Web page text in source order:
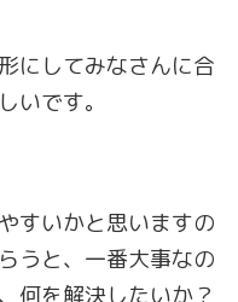
にしてみなさんに合
いです。
すいかと思いますの
うと、一番大事なの
何を解決したいか？